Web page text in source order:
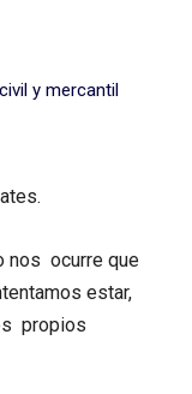
y mercantil
nos ocurre que
estar,
propios